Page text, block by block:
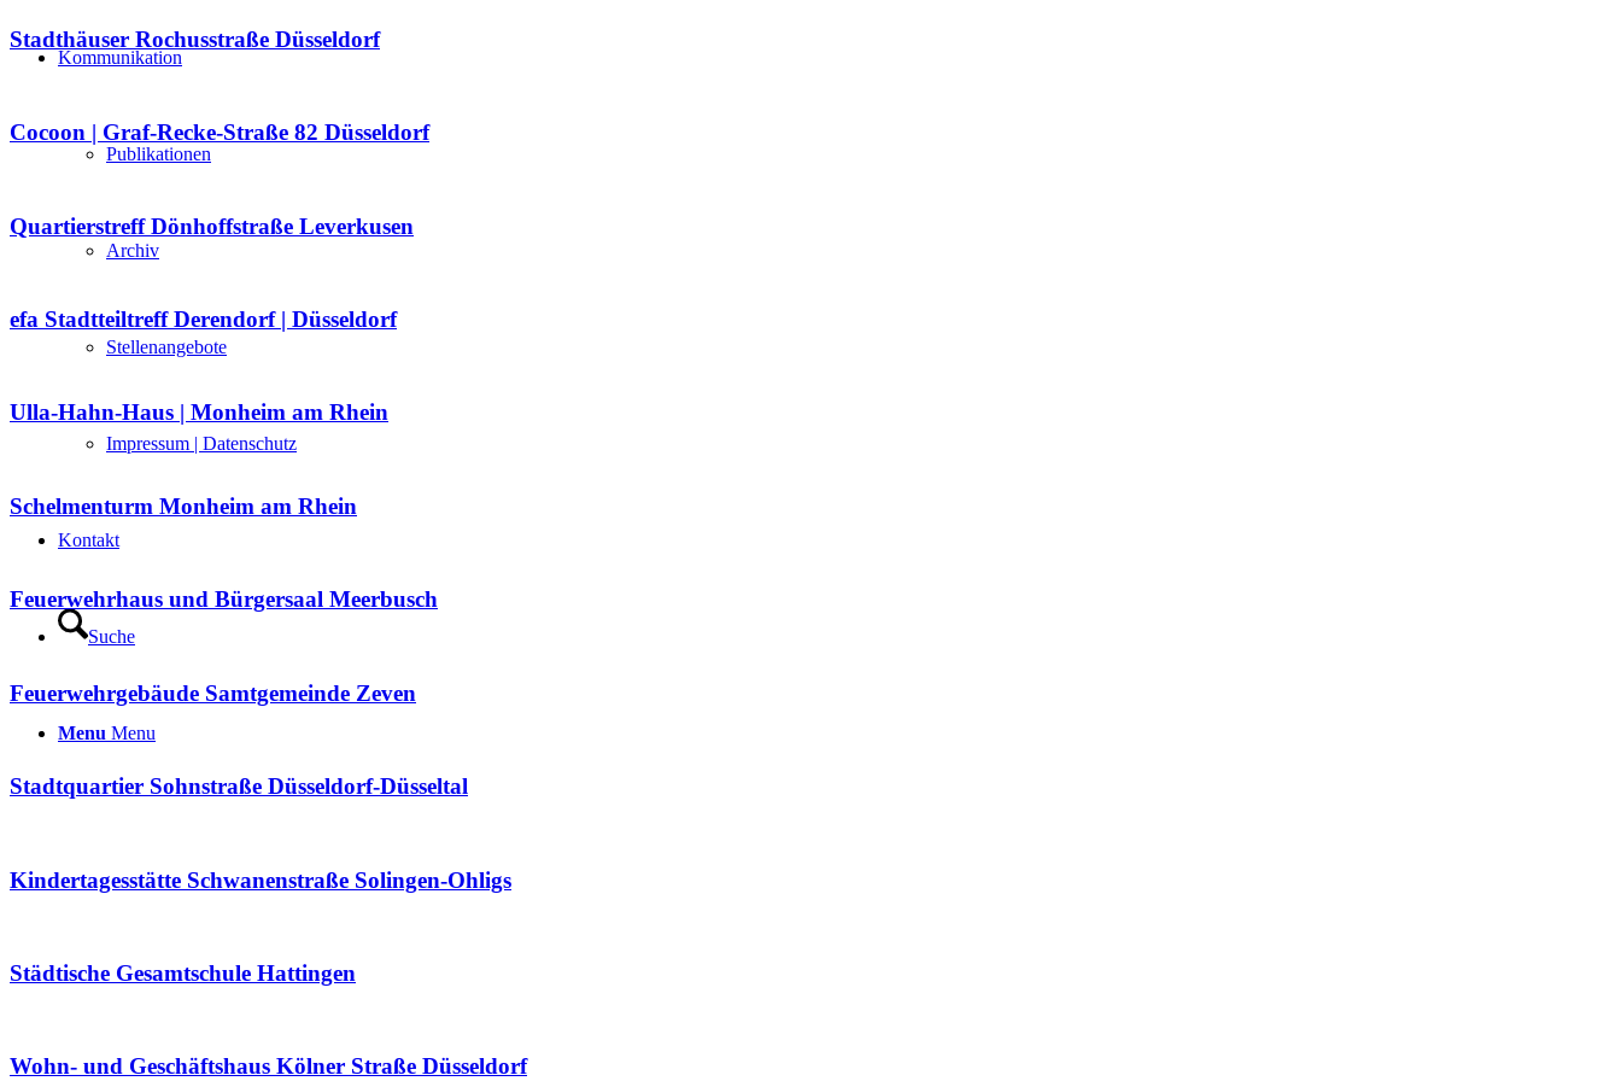
Kommunikation
Publikationen
Archiv
Stellenangebote
Impressum | Datenschutz
Kontakt
Suche
Menu Menu
Stadthäuser Rochusstraße Düsseldorf
Cocoon | Graf-Recke-Straße 82 Düsseldorf
Quartierstreff Dönhoffstraße Leverkusen
efa Stadtteiltreff Derendorf | Düsseldorf
Ulla-Hahn-Haus | Monheim am Rhein
Schelmenturm Monheim am Rhein
Feuerwehrhaus und Bürgersaal Meerbusch
Feuerwehrgebäude Samtgemeinde Zeven
Stadtquartier Sohnstraße Düsseldorf-Düsseltal
Kindertagesstätte Schwanenstraße Solingen-Ohligs
Städtische Gesamtschule Hattingen
Wohn- und Geschäftshaus Kölner Straße Düsseldorf